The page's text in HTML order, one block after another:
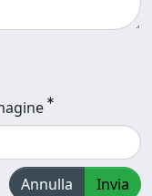
Annulla Invia